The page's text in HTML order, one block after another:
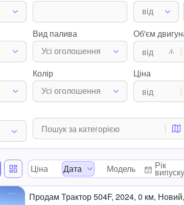
від
Вид палива
Усі оголошення
Об'єм
л.
Колір
Усі оголошення
Ціна
Ціна Дата Модель Рік
випуску
Продам Трактор 504F, 2024, 0 км,